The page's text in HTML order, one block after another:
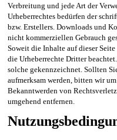
Verbreitung und jede Art der
Urheberrechtes bedürfen der
bzw. Erstellers. Downloads und
nicht kommerziellen Gebrauch
Soweit die Inhalte auf dieser
die Urheberrechte Dritter
solche gekennzeichnet. Sollten
aufmerksam werden, bitten wir
Bekanntwerden von
umgehend entfernen.